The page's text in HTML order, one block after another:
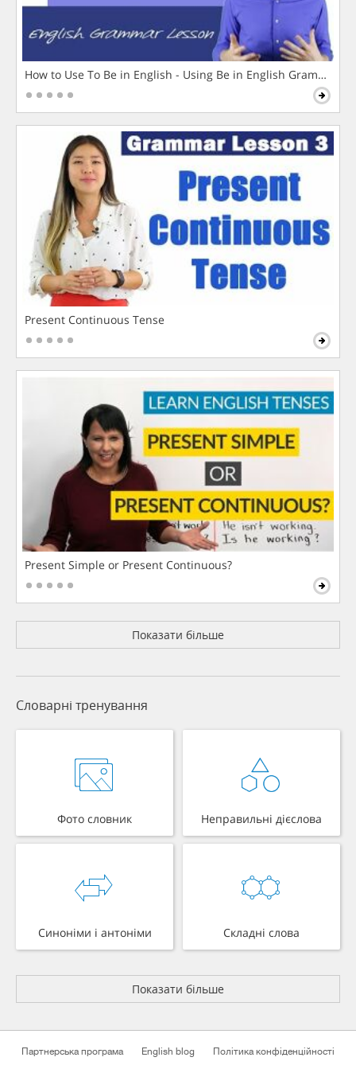
How to Use To Be in English - Using Be in English Grammar
Present Continuous Tense
Present Simple or Present Continuous?
Показати більше
Словарні тренування
Фото словник Неправильні дієслова
Синоніми і антоніми Складні слова
Показати більше
Партнерська програма English blog
Політика конфіденційності